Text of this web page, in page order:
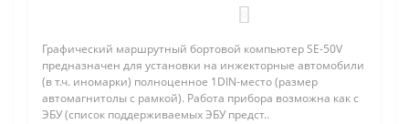
Графический маршрутный бортовой компьютер SE-50V
предназначен для установки на инжекторные автомобили
(в т.ч. иномарки) полноценное 1DIN-место (размер
автомагнитолы с рамкой). Работа прибора возможна как с
ЭБУ (список поддерживаемых ЭБУ предст..